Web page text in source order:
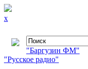
x
"Баргузин ФМ"
"Русское радио"